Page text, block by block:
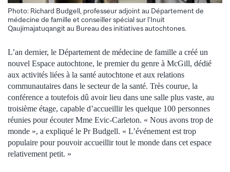
Photo: Richard Budgell, professeur adjoint au Département de
médecine de famille et conseiller spécial sur l’Inuit
Qaujimajatuqangit au Bureau des initiatives autochtones.
L’an dernier, le Département de médecine de famille a créé un
nouvel Espace autochtone, le premier du genre à McGill, dédié
aux activités liées à la santé autochtone et aux relations
communautaires dans le secteur de la santé. Très courue, la
conférence a toutefois dû avoir lieu dans une salle plus vaste, au
troisième étage, capable d’accueillir les quelque 100 personnes
réunies pour écouter Mme Evic-Carleton. « Nous avons trop de
monde », a expliqué le Pr Budgell. « L’événement est trop
populaire pour pouvoir accueillir tout le monde dans cet espace
relativement petit. »